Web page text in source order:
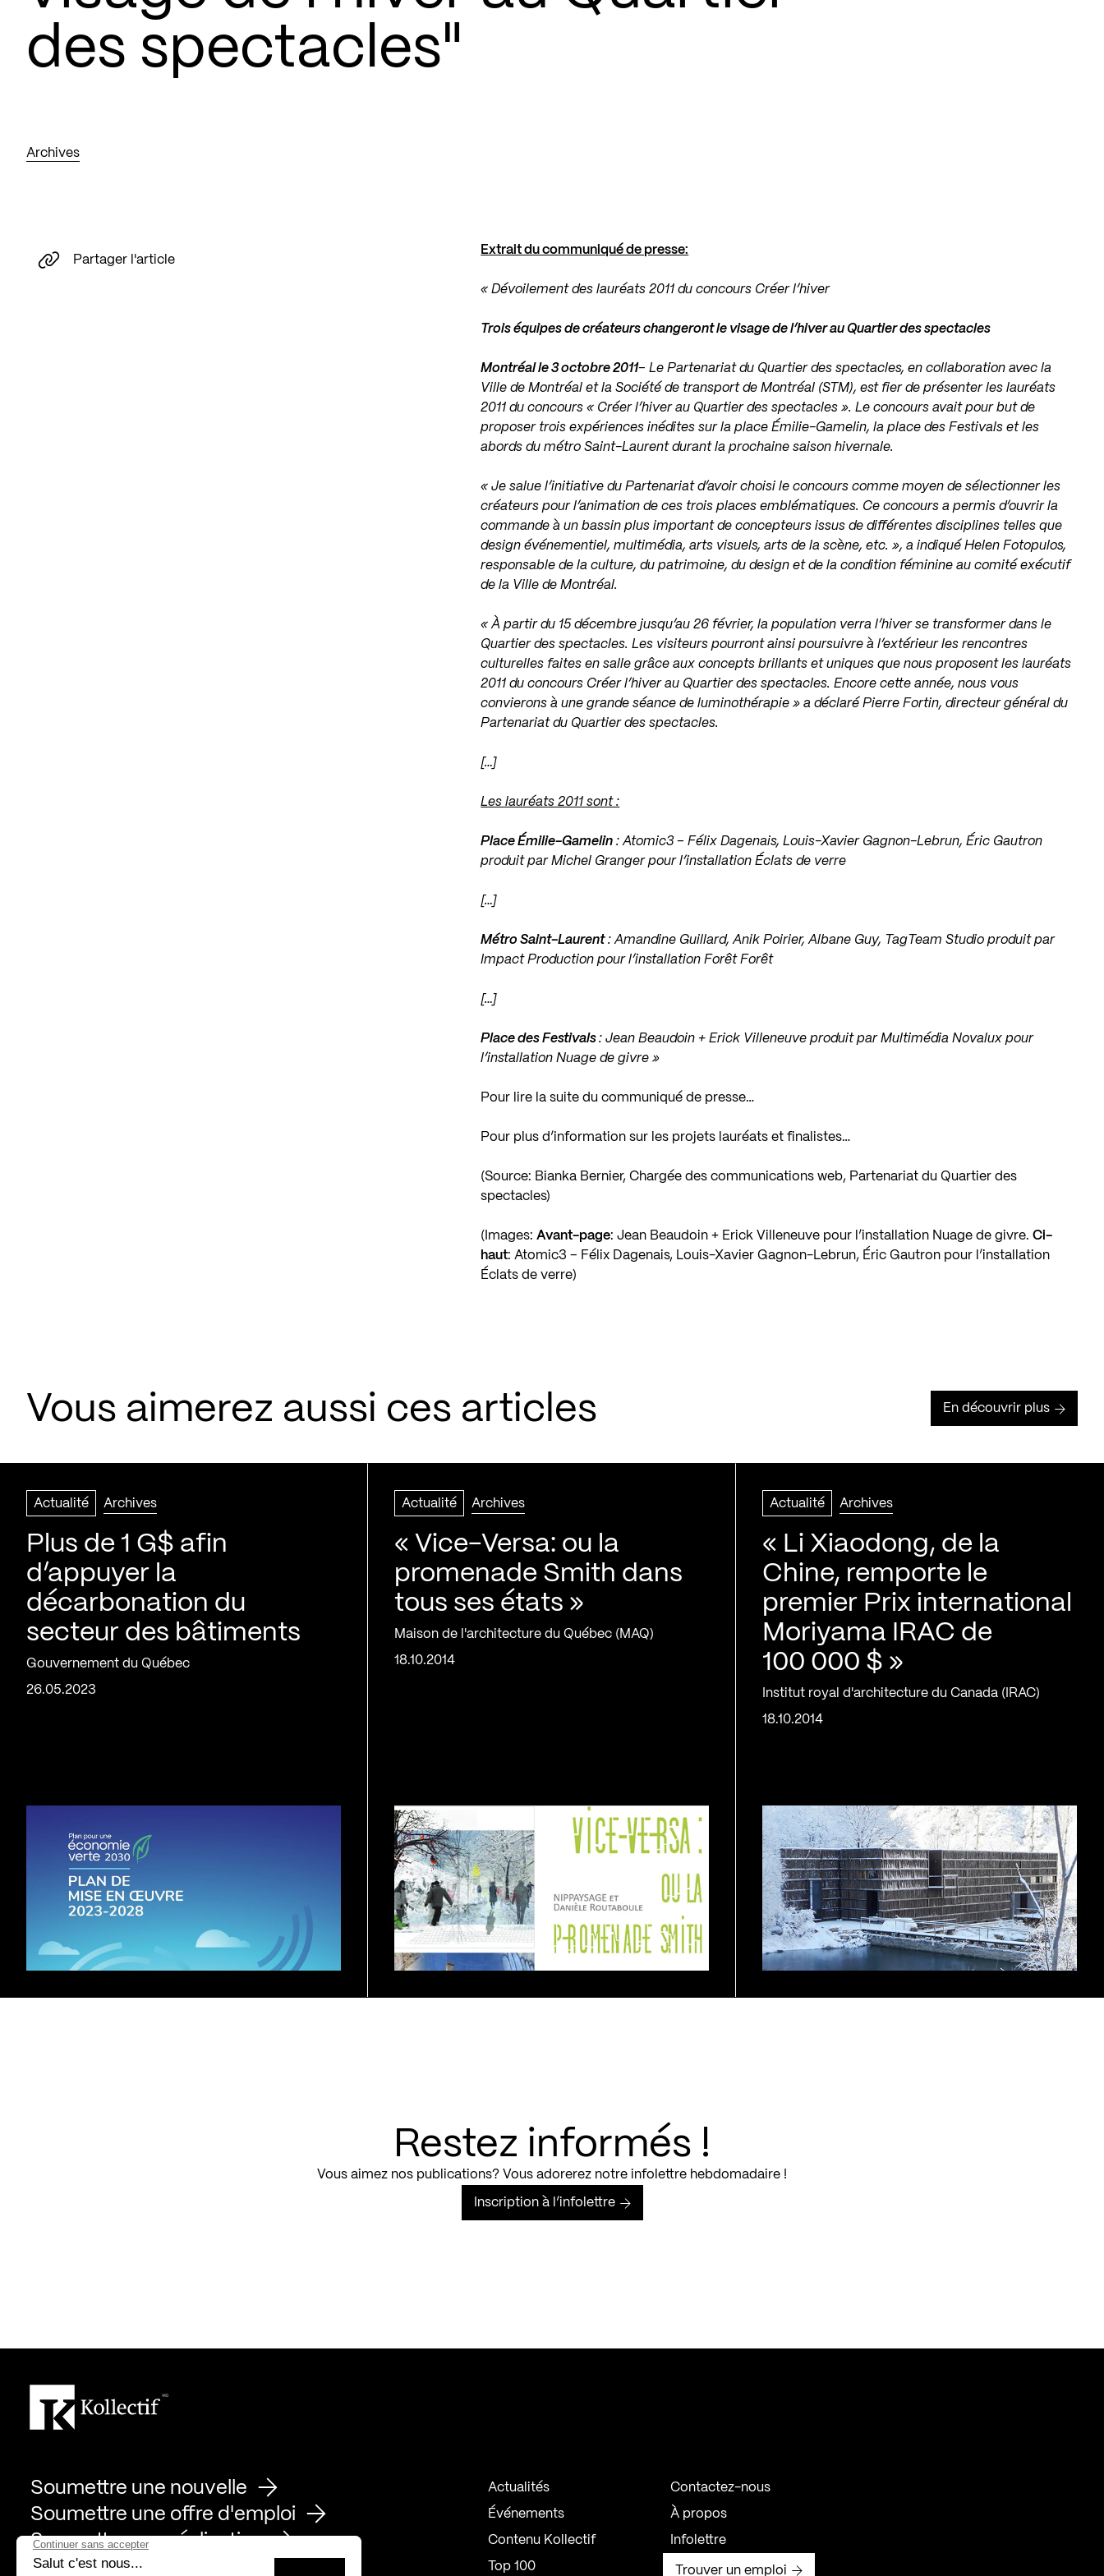
des spectacles"
Archives
Extrait du communiqué de presse:
« Dévoilement des lauréats 2011 du concours Créer l’hiver
Trois équipes de créateurs changeront le visage de l’hiver au Quartier des spectacles
Montréal le 3 octobre 2011– Le Partenariat du Quartier des spectacles, en collaboration avec la
Ville de Montréal et la Société de transport de Montréal (STM), est fier de présenter les lauréats
2011 du concours « Créer l’hiver au Quartier des spectacles ». Le concours avait pour but de
proposer trois expériences inédites sur la place Émilie-Gamelin, la place des Festivals et les
abords du métro Saint-Laurent durant la prochaine saison hivernale.
« Je salue l’initiative du Partenariat d’avoir choisi le concours comme moyen de sélectionner les
créateurs pour l’animation de ces trois places emblématiques. Ce concours a permis d’ouvrir la
commande à un bassin plus important de concepteurs issus de différentes disciplines telles que
design événementiel, multimédia, arts visuels, arts de la scène, etc. », a indiqué Helen Fotopulos,
responsable de la culture, du patrimoine, du design et de la condition féminine au comité exécutif
de la Ville de Montréal.
« À partir du 15 décembre jusqu’au 26 février, la population verra l’hiver se transformer dans le
Quartier des spectacles. Les visiteurs pourront ainsi poursuivre à l’extérieur les rencontres
culturelles faites en salle grâce aux concepts brillants et uniques que nous proposent les lauréats
2011 du concours Créer l’hiver au Quartier des spectacles. Encore cette année, nous vous
convierons à une grande séance de luminothérapie » a déclaré Pierre Fortin, directeur général du
Partenariat du Quartier des spectacles.
[…]
Les lauréats 2011 sont :
Place Émilie-Gamelin : Atomic3 – Félix Dagenais, Louis-Xavier Gagnon-Lebrun, Éric Gautron
produit par Michel Granger pour l’installation Éclats de verre
[…]
Métro Saint-Laurent: Amandine Guillard, Anik Poirier, Albane Guy, TagTeam Studio produit par
Impact Production pour l’installation Forêt Forêt
[…]
Place des Festivals: Jean Beaudoin + Erick Villeneuve produit par Multimédia Novalux pour
l’installation Nuage de givre »
Pour lire la suite du communiqué de presse…
Pour plus d’information sur les projets lauréats et finalistes…
(Source: Bianka Bernier, Chargée des communications web, Partenariat du Quartier des
spectacles)
(Images:Avant-page: Jean Beaudoin + Erick Villeneuve pour l’installation Nuage de givre.Ci-
haut: Atomic3 – Félix Dagenais, Louis-Xavier Gagnon-Lebrun, Éric Gautron pour l’installation
Éclats de verre)
Partager l'article
Vous aimerez aussi ces articles En découvrir plus
Actualité Archives
Plus de 1 G$ afin
d’appuyer la
décarbonation du
secteur des bâtiments
Gouvernement du Québec
26.05.2023
Actualité Archives
« Vice-Versa: ou la
promenade Smith dans
tous ses états »
Maison de l'architecture du Québec (MAQ)
18.10.2014
Actualité Archives
« Li Xiaodong, de la
Chine, remporte le
premier Prix international
Moriyama IRAC de
100 000 $ »
Institut royal d'architecture du Canada (IRAC)
18.10.2014
Restez informés !
Vous aimez nos publications? Vous adorerez notre infolettre hebdomadaire !
Inscription à l’infolettre
Soumettre une nouvelle
Soumettre une offre d'emploi
Soumettre une réalisation
Actualités
Événements
Contenu Kollectif
Top 100
Contactez-nous
À propos
Infolettre
Trouver un emploi